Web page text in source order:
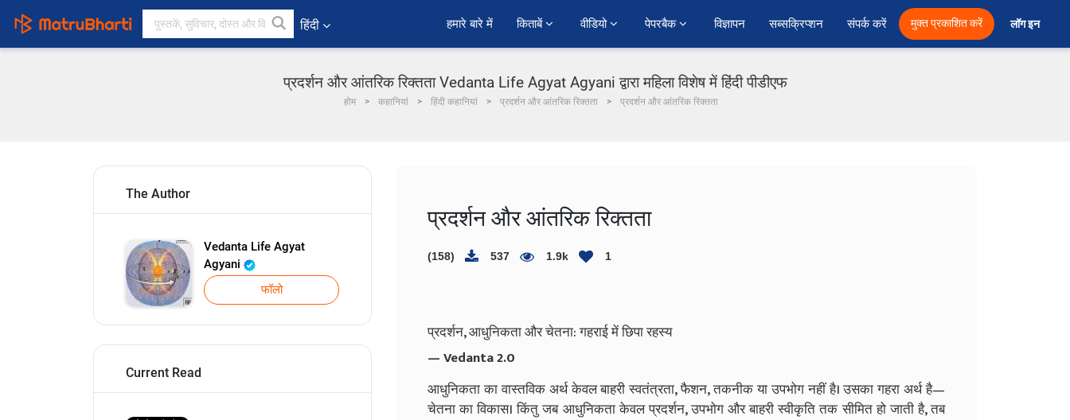
हिंदी हमारे बारे में किताबें वीडियो पेपरबैक विज्ञापन सब्सक्रिप्शन संपर्क करें मुक्त प्रकाशित करें लॉग इन
प्रदर्शन और आंतरिक रिक्तता Vedanta Life Agyat Agyani द्वारा महिला विशेष में हिंदी पीडीएफ
होम कहानियां हिंदी कहानियां प्रदर्शन और आंतरिक रिक्तता प्रदर्शन और आंतरिक रिक्तता
The Author
Vedanta Life Agyat
Agyani
फॉलो
Current Read
प्रदर्शन और आंतरिक रिक्तता
(158) 537 1.9k 1
प्रदर्शन, आधुनिकता और चेतना: गहराई में छिपा रहस्य
— Vedanta 2.0
आधुनिकता का वास्तविक अर्थ केवल बाहरी स्वतंत्रता, फैशन, तकनीक या उपभोग नहीं है। उसका गहरा अर्थ है—
चेतना का विकास। किंतु जब आधुनिकता केवल प्रदर्शन, उपभोग और बाहरी स्वीकृति तक सीमित हो जाती है, तब